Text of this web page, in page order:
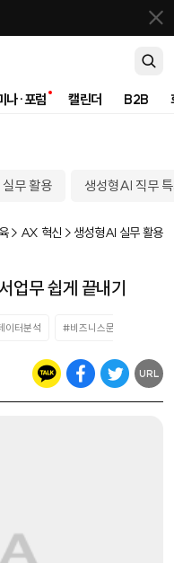
나·포럼 캘린더 B2B
무 활용 생성형AI 직무
> AX 혁신 > 생성형AI 실무 활용
무 쉽게 끝내기
이터분석 #비즈니스문서작성
URL